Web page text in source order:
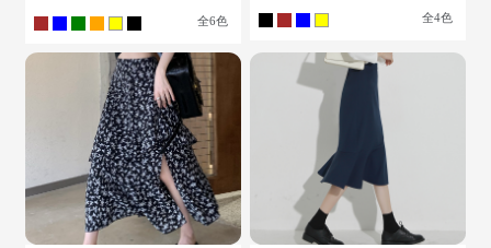
全6色 全4色